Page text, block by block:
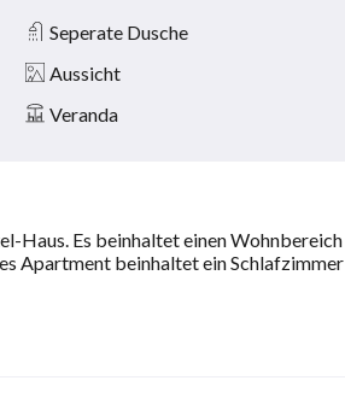
Seperate Dusche
Aussicht
Veranda
Haus. Es beinhaltet einen Wohnbereich
Apartment beinhaltet ein Schlafzimmer